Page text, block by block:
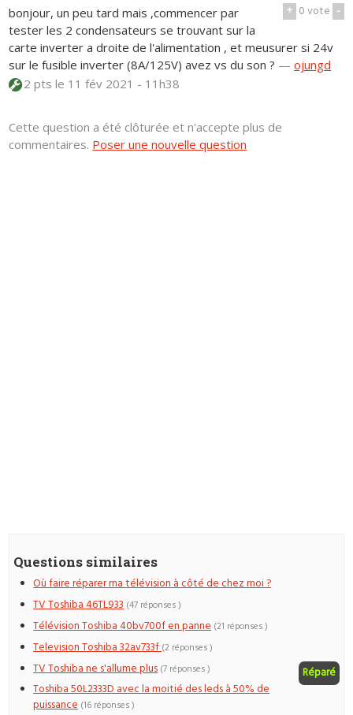
+ 0vote -
bonjour, un peu tard mais ,commencer par
tester les 2 condensateurs se trouvant sur la
carte inverter a droite de l'alimentation , et meusurer si 24v
sur le fusible inverter (8A/125V) avez vs du son ? —ojungd
2 ptsle 11 fév 2021 - 11h38
Cette question a été clôturée et n'accepte plus de
commentaires. Poser une nouvelle question
Questions similaires
Où faire réparer ma télévision à côté de chez moi ?
TV Toshiba 46TL933 (47 réponses )
Télévision Toshiba 40bv700f en panne (21 réponses )
Television Toshiba 32av733f(2 réponses )
TV Toshiba ne s'allume plus Réparé
(7 réponses )
Toshiba 50L2333D avec la moitié des leds à 50% de
puissance (16 réponses )